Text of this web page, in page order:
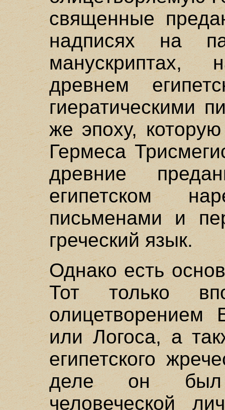
священные
надписях на
древнем
гиератическими
же эпоху,
Гермеса
древние
египетском
письменами и
греческий язык.
Однако есть
Тот только
олицетворением
или Логоса, а
египетского
деле он был
человеческой